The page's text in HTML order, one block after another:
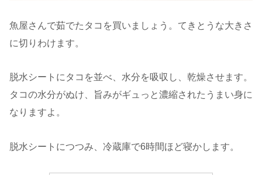
魚屋さんで茹でたタコを買いましょう。てきとうな大きさ
に切りわけます。
脱水シートにタコを並べ、水分を吸収し、乾燥させます。
タコの水分がぬけ、旨みがギュっと濃縮されたうまい身に
なりますよ。
脱水シートにつつみ、冷蔵庫で6時間ほど寝かします。